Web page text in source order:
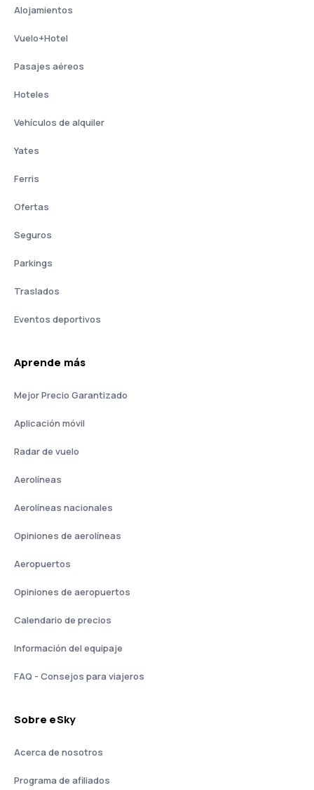
Alojamientos
Vuelo+Hotel
Pasajes aéreos
Hoteles
Vehículos de alquiler
Yates
Ferris
Ofertas
Seguros
Parkings
Traslados
Eventos deportivos
Aprende más
Mejor Precio Garantizado
Aplicación móvil
Radar de vuelo
Aerolíneas
Aerolíneas nacionales
Opiniones de aerolíneas
Aeropuertos
Opiniones de aeropuertos
Calendario de precios
Información del equipaje
FAQ - Consejos para viajeros
Sobre eSky
Acerca de nosotros
Programa de afiliados